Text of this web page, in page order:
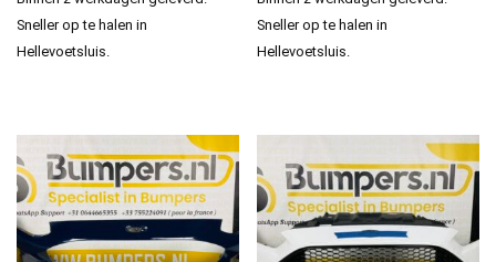
Sneller op te halen in
Hellevoetsluis.
Sneller op te halen in
Hellevoetsluis.